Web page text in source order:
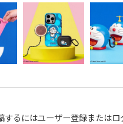
するにはユーザー登録またはロ